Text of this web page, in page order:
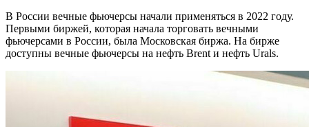
В России вечные фьючерсы начали применяться в 2022 году.
Первыми биржей, которая начала торговать вечными
фьючерсами в России, была Московская биржа. На бирже
доступны вечные фьючерсы на нефть Brent и нефть Urals.